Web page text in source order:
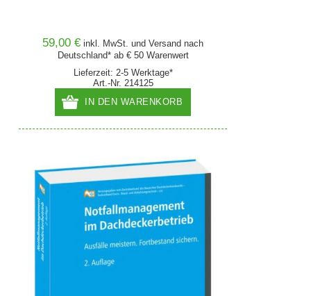
59,00 € inkl. MwSt. undVersand nach
Deutschland* ab € 50 Warenwert
Lieferzeit: 2-5 Werktage*
Art.-Nr. 214125
IN DEN WARENKORB